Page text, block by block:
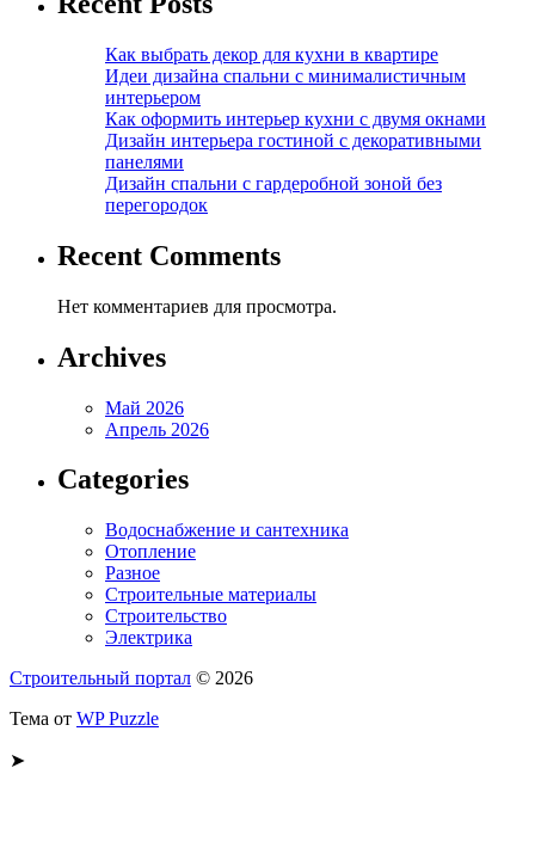
Как выбрать декор для кухни в квартире
Идеи дизайна спальни с минималистичным
интерьером
Как оформить интерьер кухни с двумя окнами
Дизайн интерьера гостиной с декоративными
панелями
Дизайн спальни с гардеробной зоной без
перегородок
Recent Comments
Нет комментариев для просмотра.
Archives
Май 2026
Апрель 2026
Categories
Водоснабжение и сантехника
Отопление
Разное
Строительные материалы
Строительство
Электрика
Строительный портал © 2026
Тема от WP Puzzle
➤